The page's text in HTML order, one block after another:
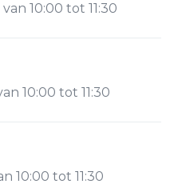
10:00 tot 11:30
10:00 tot 11:30
10:00 tot 11:30